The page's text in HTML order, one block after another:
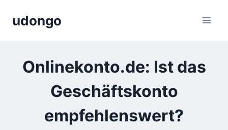
Inhaltudongo
Onlinekonto.de: Ist das
Geschäftskonto
empfehlenswert?